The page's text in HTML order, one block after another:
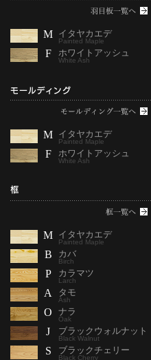
M イタヤカエデ
Painted Maple
F ホワイトアッシュ
White Ash
M イタヤカエデ
Painted Maple
F ホワイトアッシュ
White Ash
M イタヤカエデ
Painted Maple
B カバ
Birch
P カラマツ
Larch
A タモ
Ash
O ナラ
Oak
J ブラックウォルナット
Black Walnut
S ブラックチェリー
Black Cherry